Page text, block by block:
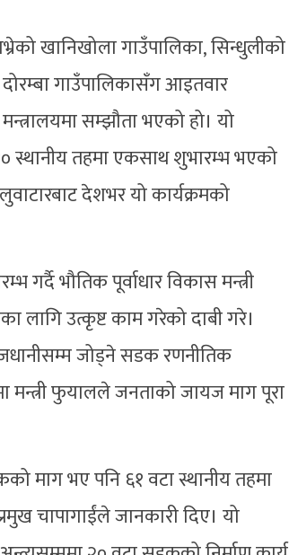
खानिखोला गाउँपालिका, सिन्धुलीको
गाउँपालिकासँग आइतवार
सम्झौता भएको हो। यो
स्थानीय तहमा एकसाथ शुभारम्भ भएको
देशभर यो कार्यक्रमको
गर्दै भौतिक पूर्वाधार विकास मन्त्री
लागि उत्कृष्ट काम गरेको दाबी गरे।
जोड्ने सडक रणनीतिक
मन्त्री फुयालले जनताको जायज माग पूरा
माग भए पनि ६१ वटा स्थानीय तहमा
चापागाईंले जानकारी दिए। यो